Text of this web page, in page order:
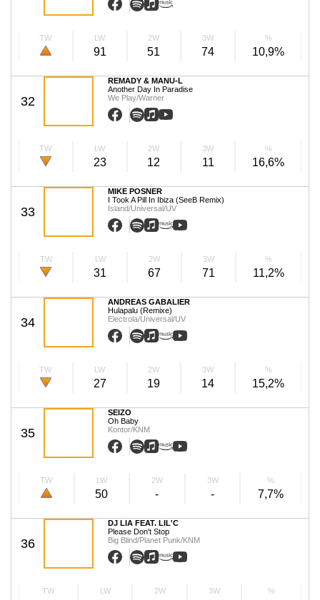
TW LW
91
2W
51
3W
74
%
10,9%
32
REMADY & MANU-L
Another Day In Paradise
We Play/Warner
TW LW
23
2W
12
3W
11
%
16,6%
33
MIKE POSNER
I Took A Pill In Ibiza (SeeB Remix)
Island/Universal/UV
TW LW
31
2W
67
3W
71
%
11,2%
34
ANDREAS GABALIER
Hulapalu (Remixe)
Electrola/Universal/UV
TW LW
27
2W
19
3W
14
%
15,2%
35
SEIZO
Oh Baby
Kontor/KNM
TW LW
50
2W
-
3W
-
%
7,7%
36
DJ LIA FEAT. LIL'C
Please Don't Stop
Big Blind/Planet Punk/KNM
TW LW 2W 3W %